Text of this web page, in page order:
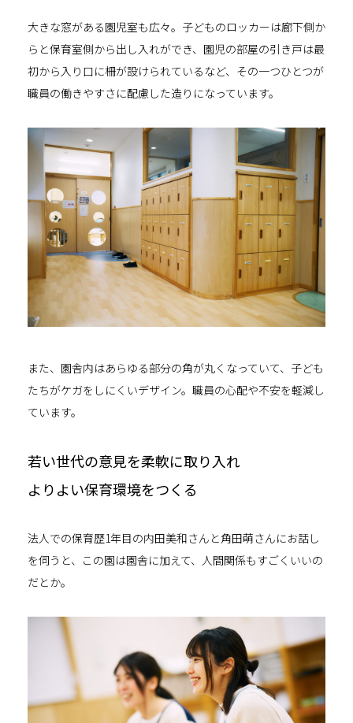
大きな窓がある園児室も広々。子どものロッカーは廊下側か
らと保育室側から出し入れができ、園児の部屋の引き戸は最
初から入り口に柵が設けられているなど、その一つひとつが
職員の働きやすさに配慮した造りになっています。
また、園舎内はあらゆる部分の角が丸くなっていて、子ども
たちがケガをしにくいデザイン。職員の心配や不安を軽減し
ています。
若い世代の意見を柔軟に取り入れ
よりよい保育環境をつくる
法人での保育歴1年目の内田美和さんと角田萌さんにお話し
を伺うと、この園は園舎に加えて、人間関係もすごくいいの
だとか。